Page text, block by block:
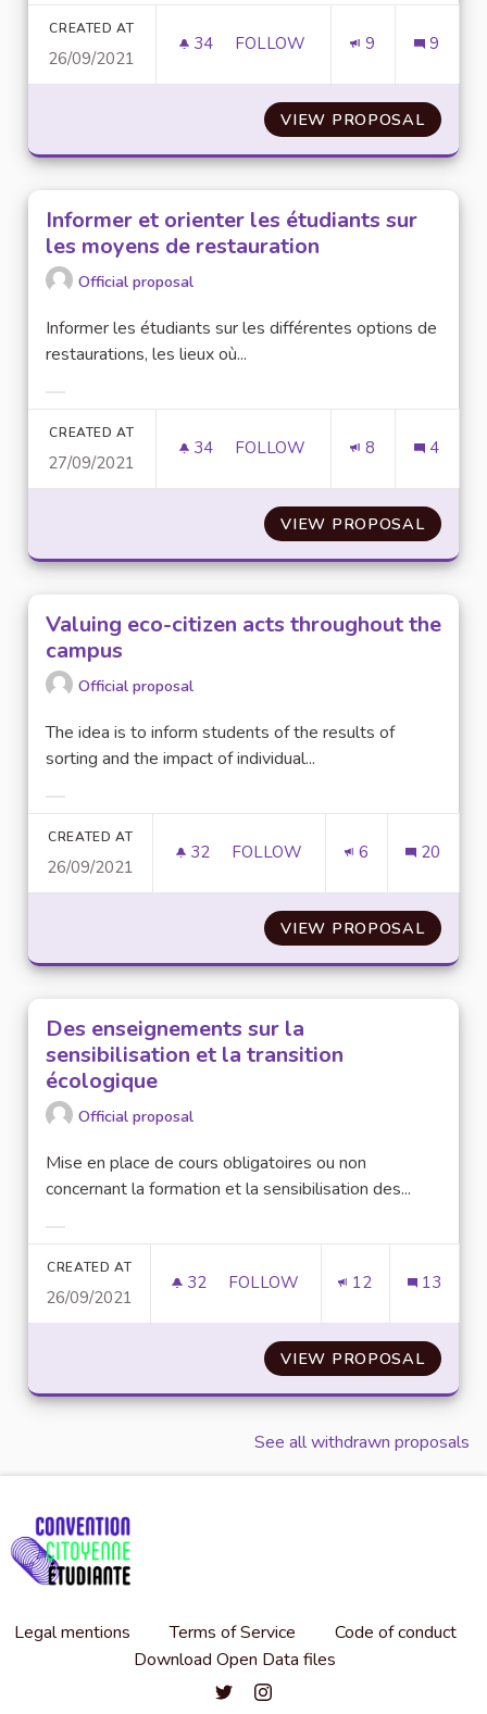
CREATED AT
26/09/2021
34 34 FOLLOWERS
FOLLOW 9 9
VIEW PROPOSALDES
Informer et orienter les étudiants sur
les moyens de restauration
Official proposal
Informer les étudiants sur les différentes options de
restaurations, les lieux où...
CREATED AT
27/09/2021
34 34 FOLLOWERS
FOLLOW 8 4
VIEW PROPOSAL
Valuing eco-citizen acts throughout the
campus
Official proposal
The idea is to inform students of the results of
sorting and the impact of individual...
CREATED AT
26/09/2021
32 32 FOLLOWERS
FOLLOW 6 20
VIEW PROPOSAL
Des enseignements sur la
sensibilisation et la transition
écologique
Official proposal
Mise en place de cours obligatoires ou non
concernant la formation et la sensibilisation des...
CREATED AT
26/09/2021
32 32 FOLLOWERS
FOLLOW 12 13
VIEW PROPOSALDES
See all withdrawn proposals
Legal mentions Terms of Service
Code of conduct
Download Open Data files
Convention citoyenne étudiante
Convention citoyenne